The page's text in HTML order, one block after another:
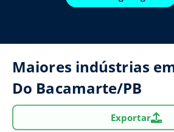
Maiores indústrias
Do Bacamarte/PB
Exportar